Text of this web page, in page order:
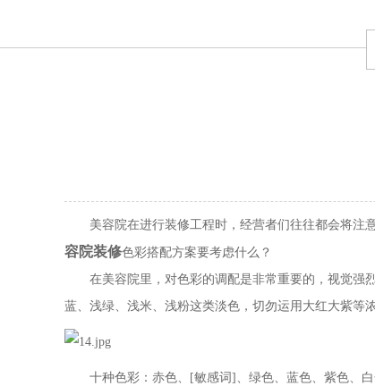
美容院在进行装修工程时，经营者们往往都会将注意
容院装修色彩搭配方案要考虑什么？
在美容院里，对色彩的调配是非常重要的，视觉强烈
蓝、浅绿、浅米、浅粉这类淡色，切勿运用大红大紫等
十种色彩：赤色、[敏感词]、绿色、蓝色、紫色、白